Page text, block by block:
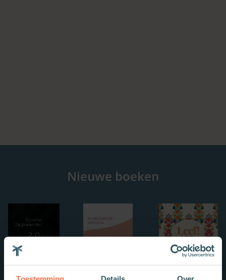
Nieuwe boeken